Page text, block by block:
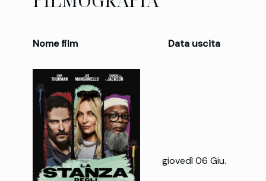
Nome film Data uscita
giovedì 06 Giu.